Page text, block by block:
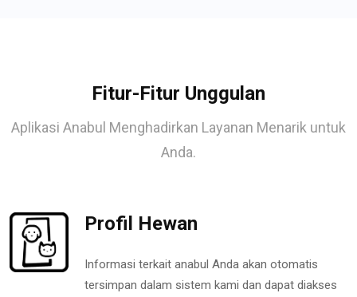
Fitur-Fitur Unggulan
Aplikasi Anabul Menghadirkan Layanan Menarik untuk
Anda.
Profil Hewan
Informasi terkait anabul Anda akan otomatis
tersimpan dalam sistem kami dan dapat diakses